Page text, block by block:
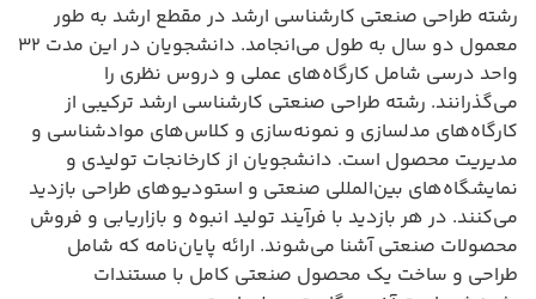
رشته طراحی صنعتی کارشناسی ارشد در مقطع ارشد به طور
معمول دو سال به طول می‌انجامد. دانشجویان در این مدت ۳۲
واحد درسی شامل کارگاه‌های عملی و دروس نظری را
می‌گذرانند. رشته طراحی صنعتی کارشناسی ارشد ترکیبی از
کارگاه‌های مدلسازی و نمونه‌سازی و کلاس‌های موادشناسی و
مدیریت محصول است. دانشجویان از کارخانجات تولیدی و
نمایشگاه‌های بین‌المللی صنعتی و استودیوهای طراحی بازدید
می‌کنند. در هر بازدید با فرآیند تولید انبوه و بازاریابی و فروش
محصولات صنعتی آشنا می‌شوند. ارائه پایان‌نامه که شامل
طراحی و ساخت یک محصول صنعتی کامل با مستندات